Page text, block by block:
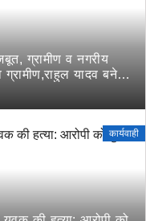
ग्रामीण व नगरीय
यादव बने
कार्यवाही